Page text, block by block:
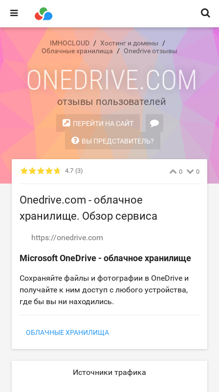
IMHOCLOUD
Хостинг и домены
Облачные хранилища
Onedrive отзывы
ONEDRIVE.COM
отзывы пользователей
ПЕРЕЙТИ НА САЙТ
ВЫ ПРЕДСТАВИТЕЛЬ?
4.7 (3) 0 0
Onedrive.com - облачное
хранилище. Обзор сервиса
https://onedrive.com
Microsoft OneDrive - облачное хранилище
Сохраняйте файлы и фотографии в OneDrive и
получайте к ним доступ с любого устройства,
где бы вы ни находились.
ОБЛАЧНЫЕ ХРАНИЛИЩА
Источники трафика